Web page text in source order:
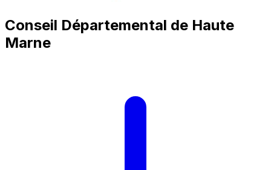
Conseil Départemental de Haute
Marne